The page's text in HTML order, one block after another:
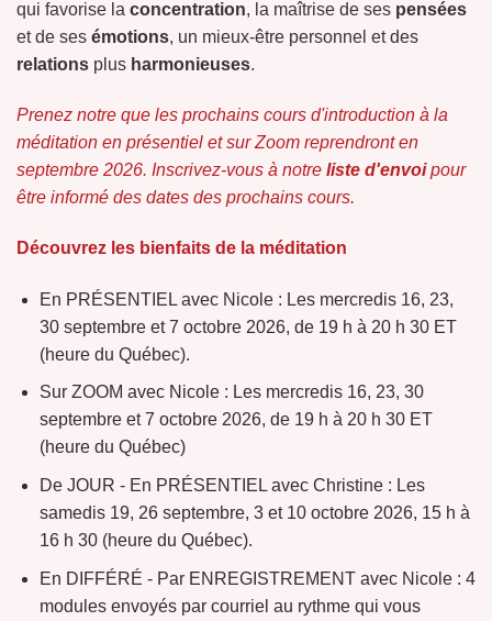
qui favorise la concentration, la maîtrise de ses pensées
et de ses émotions, un mieux-être personnel et des
relations plus harmonieuses.
Prenez notre que les prochains cours d'introduction à la
méditation en présentiel et sur Zoom reprendront en
septembre 2026. Inscrivez-vous à notre liste d'envoi pour
être informé des dates des prochains cours.
Découvrez les bienfaits de la méditation
En PRÉSENTIEL avec Nicole : Les mercredis 16, 23,
30 septembre et 7 octobre 2026, de 19 h à 20 h 30 ET
(heure du Québec).
Sur ZOOM avec Nicole : Les mercredis 16, 23, 30
septembre et 7 octobre 2026, de 19 h à 20 h 30 ET
(heure du Québec)
De JOUR - En PRÉSENTIEL avec Christine : Les
samedis 19, 26 septembre, 3 et 10 octobre 2026, 15 h à
16 h 30 (heure du Québec).
En DIFFÉRÉ - Par ENREGISTREMENT avec Nicole : 4
modules envoyés par courriel au rythme qui vous